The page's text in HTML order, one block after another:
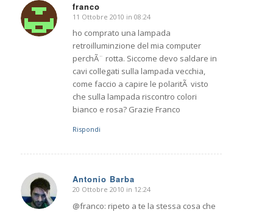
franco
dice:
11 Ottobre 2010 in 08:24
ho comprato una lampada
retroilluminzione del mia computer
perchÃ¨ rotta. Siccome devo saldare in
cavi collegati sulla lampada vecchia,
come faccio a capire le polaritÃ visto
che sulla lampada riscontro colori
bianco e rosa? Grazie Franco
Rispondi
Antonio Barba
dice:
20 Ottobre 2010 in 12:24
@franco: ripeto a te la stessa cosa che